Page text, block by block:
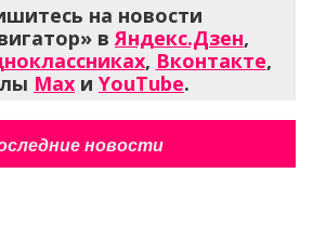
на новости
в Яндекс.Дзен,
, Вконтакте,
Max и YouTube.
новости